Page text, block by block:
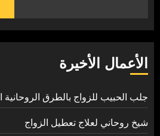
الأعمال الأخيرة
جلب الحبيب للزواج بالطرق الروحانية
شيخ روحاني لعلاج تعطيل الزواج